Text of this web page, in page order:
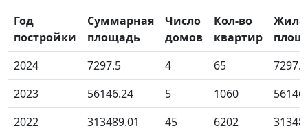
Год
постройки
Суммарная
площадь
Число
домов
Кол-во
квартир
2024
7297.5 4 65
2023
56146.24 5 1060
2022
313489.01 45 6202